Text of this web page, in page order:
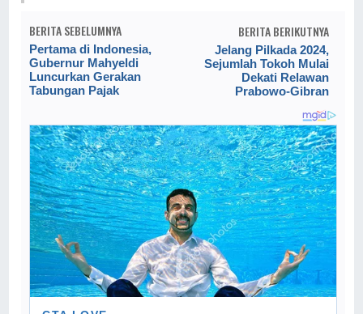
BERITA SEBELUMNYA
Pertama di Indonesia,
Gubernur Mahyeldi
Luncurkan Gerakan
Tabungan Pajak
BERITA BERIKUTNYA
Jelang Pilkada 2024,
Sejumlah Tokoh Mulai
Dekati Relawan
Prabowo-Gibran